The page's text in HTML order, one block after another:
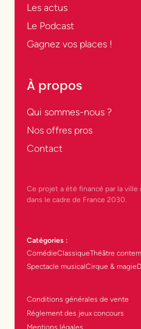
Les actus
Le Podcast
Gagnez vos places !
À propos
Qui sommes-nous ?
Nos offres pros
Contact
Ce projet a été financé par la ville
dans le cadre de France 2030.
Catégories :
ComédieClassiqueThéâtre
Spectacle musicalCirque & magie
Conditions générales de vente
Réglement des jeux concours